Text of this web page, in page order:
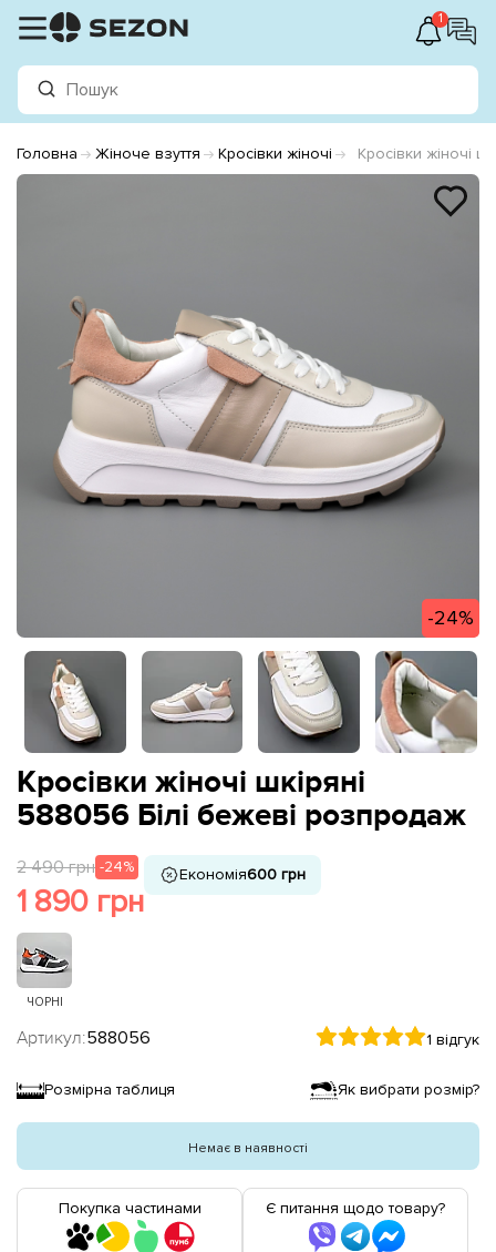
1
Головна Жіноче взуття Кросівки жіночі Кросівки жіночі
-24%
Кросівки жіночі шкіряні
588056 Білі бежеві розпродаж
2 490 грн -24%
1 890 грн
Економія600 грн
ЧОРНІ
Артикул:588056 1 відгук
Розмірна таблиця Як вибрати розмір?
Немає в наявності
Покупка частинами Є питання щодо товару?